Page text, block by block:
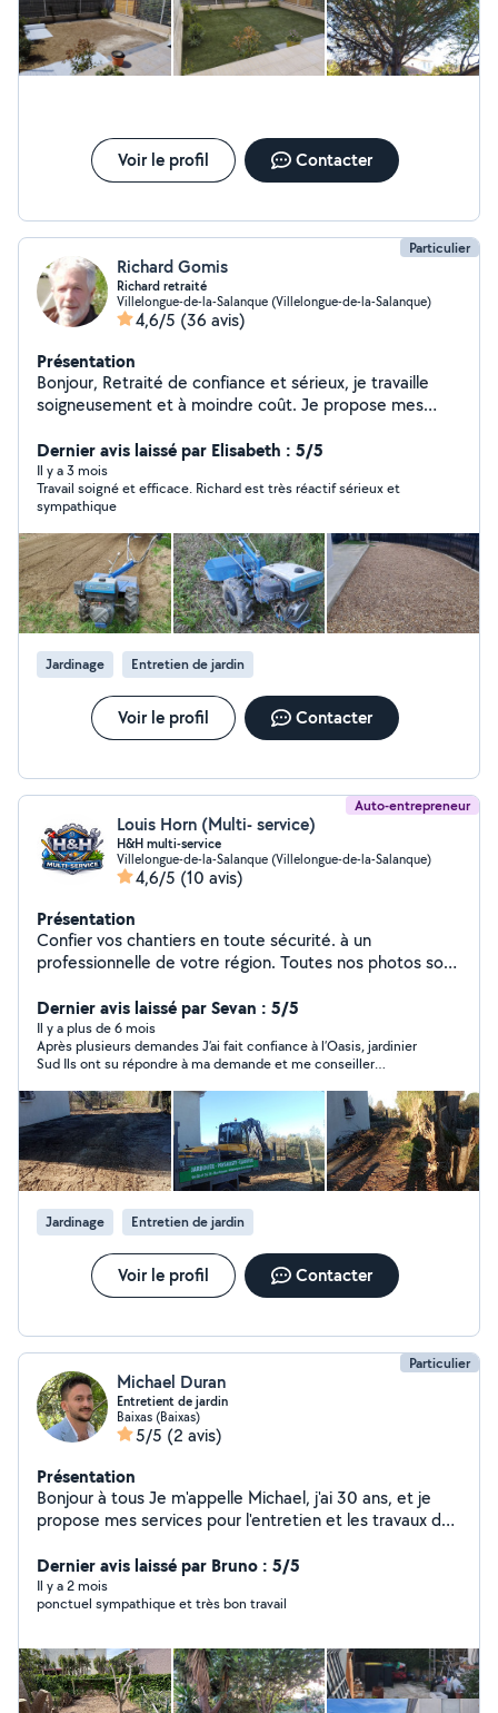
Voir le profil Contacter
Particulier
Richard Gomis
Richard retraité
Villelongue-de-la-Salanque (Villelongue-de-la-Salanque)
4,6/5 (36 avis)
Présentation
Bonjour, Retraité de confiance et sérieux, je travaille
soigneusement et à moindre coût. Je propose mes
maison, petits chantiers divers, électricité, plomberie,
peinture, montage de meuble... Je possède des outils
(motoculteur, motobineuse, tronçonneuse, taille haie,
tondeuse, outillage portatif, scie circulaire, poste à
souder, etc... ) ainsi qu'une remorque si il y a besoin
d'évacuer. J ai pratiqué la navigation à voile
transatlantique (Caraibes) et la plongée sous-marine, le
judo, le tir a l 'arc.
Dernier avis laissé par Elisabeth : 5/5
Il y a 3 mois
Travail soigné et efficace. Richard est très réactif sérieux et
sympathique
Jardinage Entretien de jardin
Voir le profil Contacter
Auto-entrepreneur
Louis Horn (Multi- service)
H&H multi-service
Villelongue-de-la-Salanque (Villelongue-de-la-Salanque)
4,6/5 (10 avis)
Présentation
Confier vos chantiers en toute sécurité. à un
professionnelle de votre région. Toutes nos photos sont
couverture. Intervention sur tout type de toiture
Recherche de fuite. Rénovation toiture. Réparation.
Étanchillité. Gouttière (PVC .ALUMINIUM.ZINGUE)
Nettoyage anti-mousse hydrofuge. Velux Isolation des
combles Bâche d'urgence imperméable. Très souvent
rembourser à 100% par l'assurance. Travaux de
maçonnerie Pose de clôture. Mur de jardin. Endui.
Travaux de peintures Ravalement de façade Peinture
intérieure. Travaux d'espace vert. Aménagement
paysager. Élagueur. Jardinier. Abattage Nettoyage
piscine et entretiens Entretiens. Nous sommes à votre
disposition. devis gratuits sous 48h Estimation possible
des travaux sur place. Votre satisfaction fait notre
réputation.
Dernier avis laissé par Sevan : 5/5
Il y a plus de 6 mois
Après plusieurs demandes J’ai fait confiance à l’Oasis, jardinier
Sud Ils ont su répondre à ma demande et me conseiller
établissement sans hésitation. Encore merci
Jardinage Entretien de jardin
Voir le profil Contacter
Particulier
Michael Duran
Entretient de jardin
Baixas (Baixas)
5/5 (2 avis)
Présentation
Bonjour à tous Je m'appelle Michael, j'ai 30 ans, et je
propose mes services pour l'entretien et les travaux de
Nettoyage de jardin Entretien régulier de vos espaces
verts Je suis sérieux, motivé et soigneux, et je serai ravi
de vous aider à garder votre jardin propre et agréable.
coup de main ! À bientôt Michael
Dernier avis laissé par Bruno : 5/5
Il y a 2 mois
ponctuel sympathique et très bon travail